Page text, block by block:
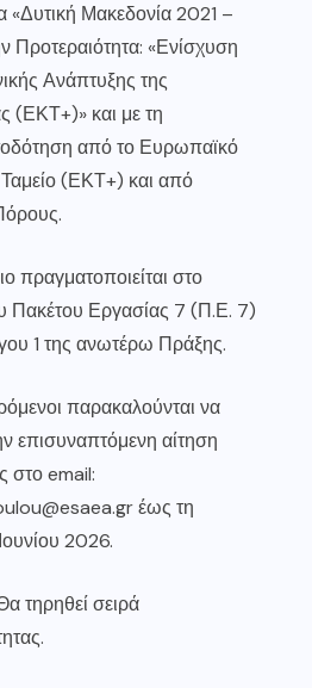
Μακεδονία 2021 –
Προτεραιότητα: «Ενίσχυση
Ανάπτυξης της
(ΕΚΤ+)» και με τη
από το Ευρωπαϊκό
(ΕΚΤ+) και από
πραγματοποιείται στο
Πακέτου Εργασίας 7 (Π.Ε. 7)
1 της ανωτέρω Πράξης.
παρακαλούνται να
επισυναπτόμενη αίτηση
στο email:
έως τη
2026.
τηρηθεί σειρά